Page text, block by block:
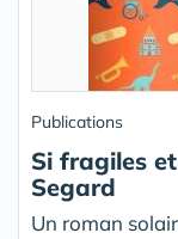
Publications
Si fragiles
Segard
Un roman